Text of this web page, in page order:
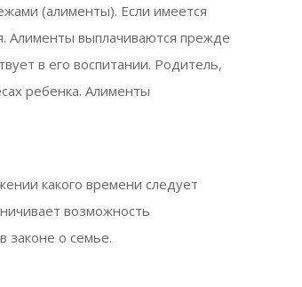
(алименты). Если имеется
Алименты выплачиваются прежде
в его воспитании. Родитель,
ребенка. Алименты
какого времени следует
возможность
законе о семье.